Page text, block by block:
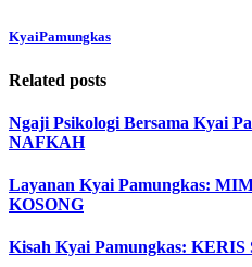
KyaiPamungkas
Related posts
Ngaji Psikologi Bersama Kyai
NAFKAH
Layanan Kyai Pamungkas:
KOSONG
Kisah Kyai Pamungkas: